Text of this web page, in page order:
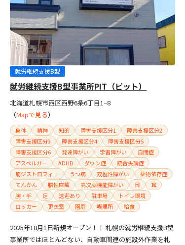
就労継続支援B型
就労継続支援B型事業所PIT（ピット）
北海道札幌市西区西野6条6丁目1−8
（Mapで見る）
身体 精神 知的 障害支援区分1
障害支援区分2
障害支援区分3
障害支援区分4
障害支援区分5
障害支援区分6
発達障がい 学習障がい
自閉症
アスペルガー
ADHD ダウン症
統合失調症
筋ジストロフィー
うつ病 双極性障がい
薬物依存症
てんかん
脳性麻痺 高次脳機能障がい 目
耳
腕・手
足 送迎あり 駐車場
トイレ環境
ロッカー
更衣室 園庭 喫煙所 給食
2025年10月1日新規オープン！！ 札幌の就労継続支援B型
事業所ではほとんどない、自動車関連の施設外作業を札